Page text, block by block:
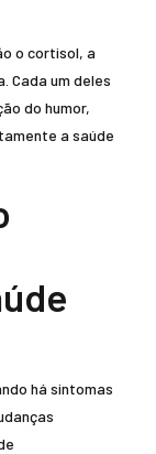
o cortisol, a
Cada um deles
do humor,
a saúde
há sintomas